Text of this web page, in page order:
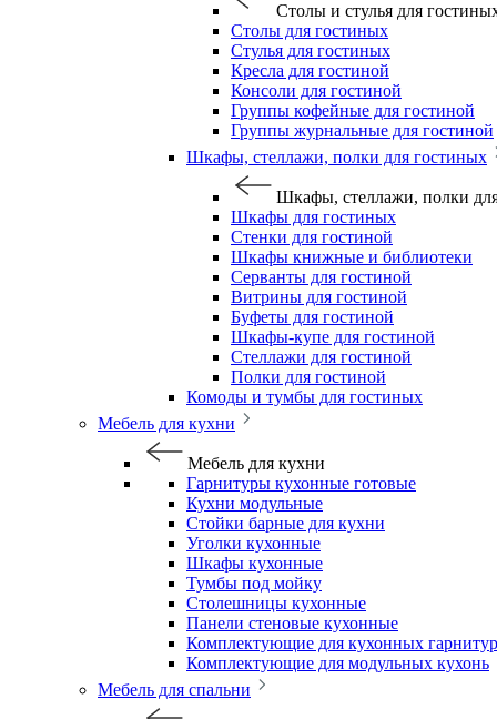
Столы и стулья для
Столы для гостиных
Стулья для гостиных
Кресла для гостиной
Консоли для гостиной
Группы кофейные для гостиной
Группы журнальные для гостиной
Шкафы, стеллажи, полки для гостиных
Шкафы, стеллажи, полки
Шкафы для гостиных
Стенки для гостиной
Шкафы книжные и библиотеки
Серванты для гостиной
Витрины для гостиной
Буфеты для гостиной
Шкафы-купе для гостиной
Стеллажи для гостиной
Полки для гостиной
Комоды и тумбы для гостиных
Мебель для кухни
Мебель для кухни
Гарнитуры кухонные готовые
Кухни модульные
Стойки барные для кухни
Уголки кухонные
Шкафы кухонные
Тумбы под мойку
Столешницы кухонные
Панели стеновые кухонные
Комплектующие для кухонных
Комплектующие для модульных кухонь
Мебель для спальни